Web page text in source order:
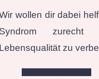
wollen dir dabei
zurecht
zu